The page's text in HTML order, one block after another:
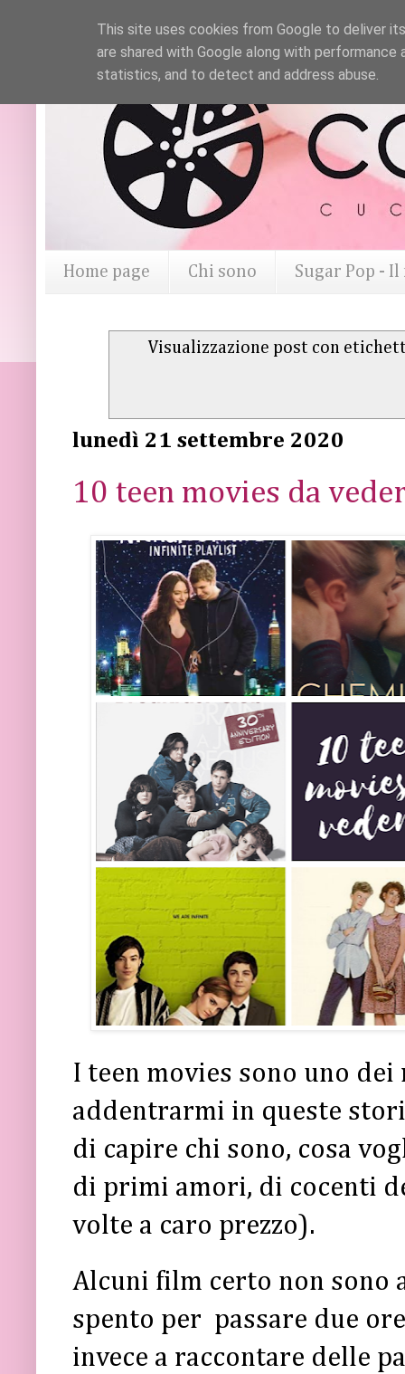
Home page Chi sono Sugar Pop -
Visualizzazione post con
lunedì 21 settembre 2020
10 teen movies da
I teen movies sono uno
addentrarmi in queste
di capire chi sono, cosa
di primi amori, di cocenti
volte a caro prezzo).
Alcuni film certo non sono
spento per passare due
invece a raccontare delle
This site uses cookies from Google to deliver
are shared with Google along with
statistics, and to detect and address abuse.